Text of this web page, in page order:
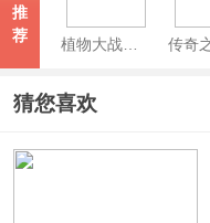
推
荐
植物大战僵尸2官方正版
猜您喜欢